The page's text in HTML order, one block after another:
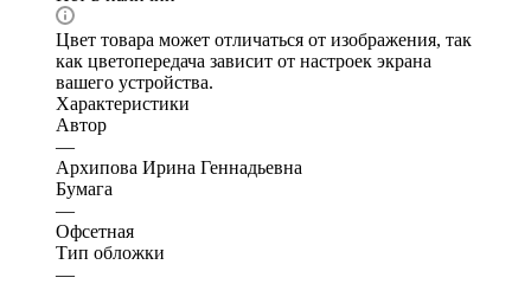
Цвет товара может отличаться от изображения, так
как цветопередача зависит от настроек экрана
вашего устройства.
Характеристики
Автор
—
Архипова Ирина Геннадьевна
Бумага
—
Офсетная
Тип обложки
—